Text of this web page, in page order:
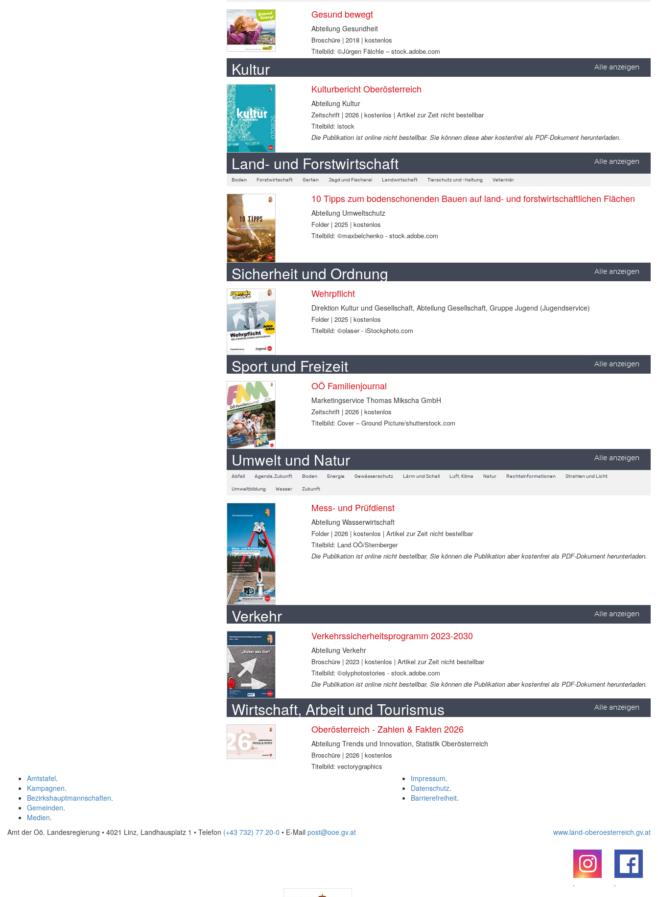
Gesund bewegt
Abteilung Gesundheit
Broschüre | 2018 | kostenlos
Titelbild: ©Jürgen Fälchle – stock.adobe.com
Kultur Alle anzeigen
Kulturbericht Oberösterreich
Abteilung Kultur
Zeitschrift | 2026 | kostenlos | Artikel zur Zeit nicht bestellbar
Titelbild: istock
Die Publikation ist online nicht bestellbar. Sie können diese aber kostenfrei als PDF-Dokument herunterladen.
Land- und Forstwirtschaft Alle anzeigen
Boden Forstwirtschaft Garten Jagd und Fischerei Landwirtschaft Tierschutz und -haltung Veterinär
10 Tipps zum bodenschonenden Bauen auf land- und forstwirtschaftlichen Flächen
Abteilung Umweltschutz
Folder | 2025 | kostenlos
Titelbild: ©maxbelchenko - stock.adobe.com
Sicherheit und Ordnung Alle anzeigen
Wehrpflicht
Direktion Kultur und Gesellschaft, Abteilung Gesellschaft, Gruppe Jugend (Jugendservice)
Folder | 2025 | kostenlos
Titelbild: ©olaser - iStockphoto.com
Sport und Freizeit Alle anzeigen
OÖ Familienjournal
Marketingservice Thomas Mikscha GmbH
Zeitschrift | 2026 | kostenlos
Titelbild: Cover – Ground Picture/shutterstock.com
Umwelt und Natur Alle anzeigen
Abfall Agenda.Zukunft Boden Energie Gewässerschutz Lärm und Schall Luft, Klima Natur Rechtsinformationen Strahlen und Licht
Umweltbildung Wasser Zukunft
Mess- und Prüfdienst
Abteilung Wasserwirtschaft
Folder | 2026 | kostenlos | Artikel zur Zeit nicht bestellbar
Titelbild: Land OÖ/Sternberger
Die Publikation ist online nicht bestellbar. Sie können die Publikation aber kostenfrei als PDF-Dokument herunterladen.
Verkehr Alle anzeigen
Verkehrssicherheitsprogramm 2023-2030
Abteilung Verkehr
Broschüre | 2023 | kostenlos | Artikel zur Zeit nicht bestellbar
Titelbild: ©olyphotostories - stock.adobe.com
Die Publikation ist online nicht bestellbar. Sie können die Publikation aber kostenfrei als PDF-Dokument herunterladen.
Wirtschaft, Arbeit und Tourismus Alle anzeigen
Oberösterreich - Zahlen & Fakten 2026
Abteilung Trends und Innovation, Statistik Oberösterreich
Broschüre | 2026 | kostenlos
Titelbild: vectorygraphics
Impressum.
Datenschutz.
Barrierefreiheit.
Amtstafel.
Kampagnen.
Bezirkshauptmannschaften.
Gemeinden.
Medien.
Amt der Oö. Landesregierung • 4021 Linz, Landhausplatz 1 • Telefon (+43 732) 77 20-0 • E-Mail post@ooe.gv.at www.land-oberoesterreich.gv.at
.
.